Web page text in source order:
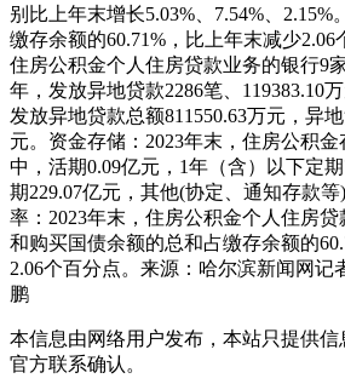
别比上年末增长5.03%、7.54%、
缴存余额的60.71%，比上年末减少
住房公积金个人住房贷款业务的银行9
年，发放异地贷款2286笔、119383.10
发放异地贷款总额811550.63万元，异
元。资金存储：2023年末，住房公积金
中，活期0.09亿元，1年（含）以下定
期229.07亿元，其他(协定、通知存款等
率：2023年末，住房公积金个人住房
和购买国债余额的总和占缴存余额的
2.06个百分点。来源：哈尔滨新闻网记
鹏
本信息由网络用户发布， 本站只提供信
官方联系确认。